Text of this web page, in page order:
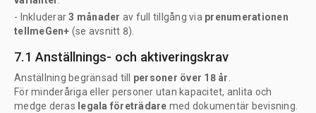
- Inkluderar3 månader av full tillgång via prenumerationen
tellmeGen+ (se avsnitt 8).
7.1 Anställnings- och aktiveringskrav
Anställning begränsad till personer över 18 år.
För minderåriga eller personer utan kapacitet, anlita och
medge deras legala företrädare med dokumentär bevisning.